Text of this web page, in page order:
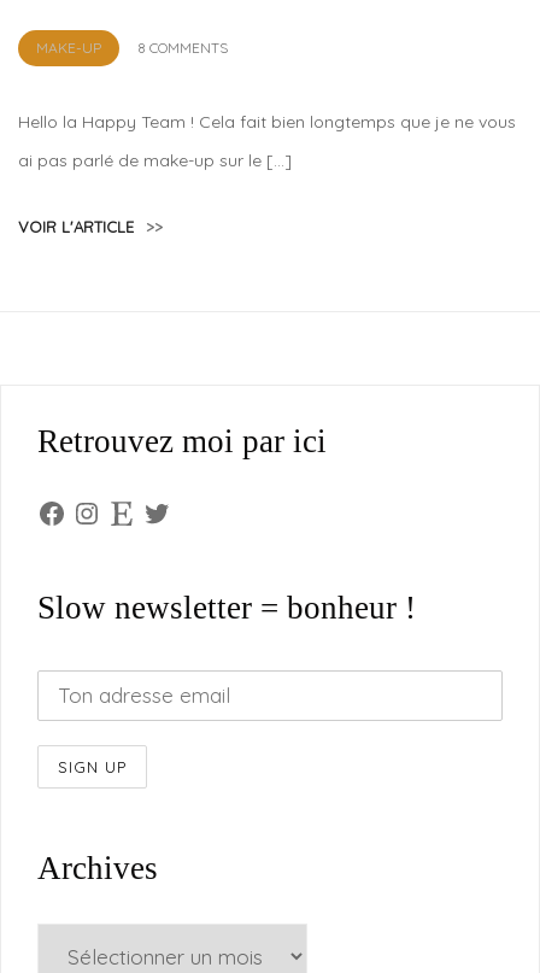
MAKE-UP
by
8 COMMENTS
Hello la Happy Team ! Cela fait bien longtemps que je ne vous
ai pas parlé de make-up sur le […]
VOIR L'ARTICLE >>
Retrouvez moi par ici
Facebook
Instagram
Etsy Twitter
Slow newsletter = bonheur !
Archives